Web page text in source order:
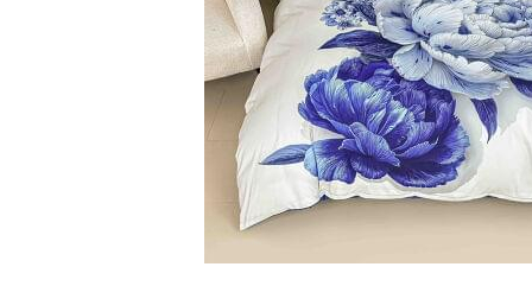
Lenjerii De Pat Creponate
Lenjerii De Pat Bumbac Poplin 2
Lenjerii De Pat Bumbac Poplin,
Lenjerii De Pat Bumbac Satinat 2